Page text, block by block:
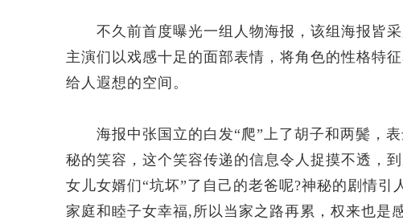
不久前首度曝光一组人物海报，该组海报皆采
主演们以戏感十足的面部表情，将角色的性格特
给人遐想的空间。
海报中张国立的白发“爬”上了胡子和两鬓，表
秘的笑容，这个笑容传递的信息令人捉摸不透，
女儿女婿们“坑坏”了自己的老爸呢?神秘的剧情
家庭和睦子女幸福,所以当家之路再累，权来也是